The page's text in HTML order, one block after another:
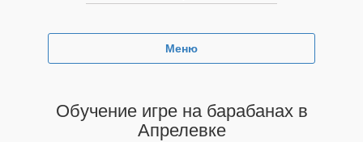
Меню
Обучение игре на барабанах в
Апрелевке